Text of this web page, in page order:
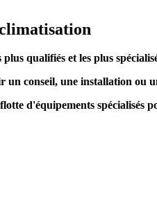
climatisation
plus qualifiés et les plus
conseil, une installation ou
d'équipements spécialisés